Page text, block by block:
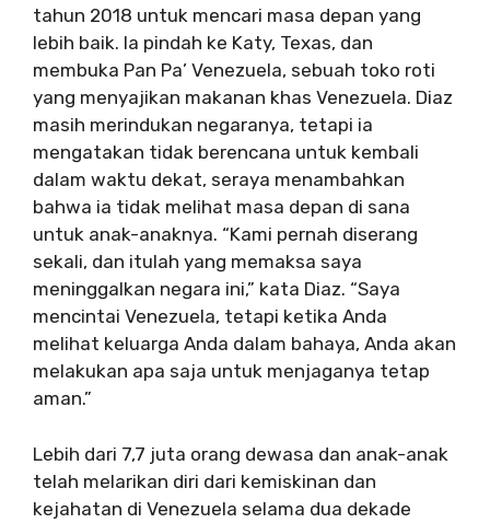
tahun 2018 untuk mencari masa depan yang
lebih baik. Ia pindah ke Katy, Texas, dan
membuka Pan Pa’ Venezuela, sebuah toko roti
yang menyajikan makanan khas Venezuela. Diaz
masih merindukan negaranya, tetapi ia
mengatakan tidak berencana untuk kembali
dalam waktu dekat, seraya menambahkan
bahwa ia tidak melihat masa depan di sana
untuk anak-anaknya. “Kami pernah diserang
sekali, dan itulah yang memaksa saya
meninggalkan negara ini,” kata Diaz. “Saya
mencintai Venezuela, tetapi ketika Anda
melihat keluarga Anda dalam bahaya, Anda akan
melakukan apa saja untuk menjaganya tetap
aman.”
Lebih dari 7,7 juta orang dewasa dan anak-anak
telah melarikan diri dari kemiskinan dan
kejahatan di Venezuela selama dua dekade